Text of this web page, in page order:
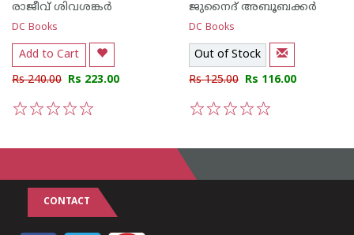
രാജീവ് ശിവശങ്കര്‍
DC Books
Add to Cart
Rs 240.00 Rs 223.00
ജുനൈദ് അബൂബക്കര്‍
DC Books
Out of Stock
Rs 125.00 Rs 116.00
CONTACT